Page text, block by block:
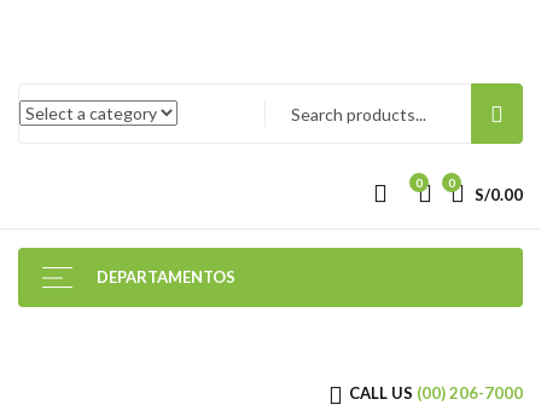
0
S/0.00
0
DEPARTAMENTOS
CALL US (00) 206-7000